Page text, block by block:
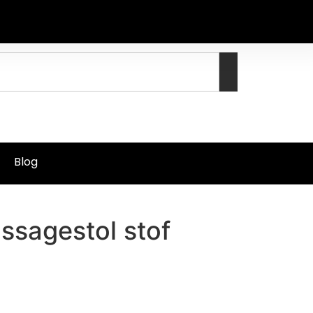
Blog
stof